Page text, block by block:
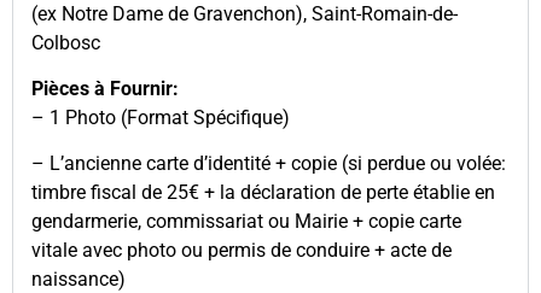
(ex Notre Dame de Gravenchon), Saint-Romain-de-
Colbosc
Pièces à Fournir:
– 1 Photo (Format Spécifique)
– L’ancienne carte d’identité + copie (si perdue ou volée:
timbre fiscal de 25€ + la déclaration de perte établie en
gendarmerie, commissariat ou Mairie + copie carte
vitale avec photo ou permis de conduire + acte de
naissance)